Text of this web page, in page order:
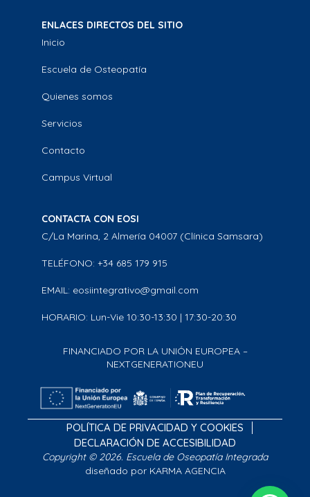
ENLACES DIRECTOS DEL SITIO
Inicio
Escuela de Osteopatía
Quienes somos
Servicios
Contacto
Campus Virtual
CONTACTA CON EOSI
C/La Marina, 2 Almería 04007 (Clínica Samsara)
TELÉFONO: +34 685 179 915
EMAIL: eosiintegrativo@gmail.com
HORARIO: Lun-Vie 10:30-13:30 | 17:30-20:30
FINANCIADO POR LA UNIÓN EUROPEA –
NEXTGENERATIONEU
POLÍTICA DE PRIVACIDAD Y COOKIES
DECLARACIÓN DE ACCESIBILIDAD
Copyright © 2026. Escuela de Oseopatía Integrada
diseñado por KARMA AGENCIA